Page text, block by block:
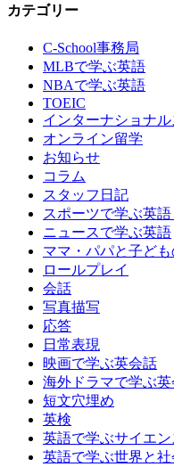
カテゴリー
C-School事務局
MLBで学ぶ英語
NBAで学ぶ英語
TOEIC
インターナショナ
オンライン留学
お知らせ
コラム
スタッフ日記
スポーツで学ぶ英語
ニュースで学ぶ英語
ママ・パパと子ど
ロールプレイ
会話
写真描写
応答
日常表現
映画で学ぶ英会話
海外ドラマで学ぶ
短文穴埋め
英検
英語で学ぶサイエン
英語で学ぶ世界と社